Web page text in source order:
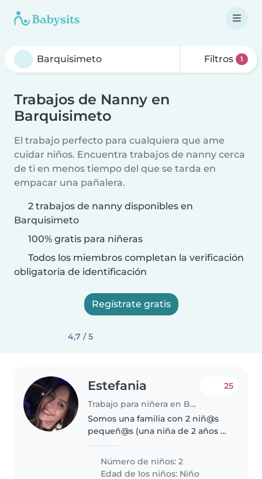
Filtros 1
Trabajos de Nanny en
Barquisimeto
El trabajo perfecto para cualquiera que ame
cuidar niños. Encuentra trabajos de nanny cerca
de ti en menos tiempo del que se tarda en
empacar una pañalera.
2 trabajos de nanny disponibles en
Barquisimeto
100% gratis para niñeras
Todos los miembros completan la verificación
obligatoria de identificación
Regístrate gratis
4,7 / 5
Estefania
Trabajo para niñera en Barquisimeto
25
Somos una familia con 2 niñ@s
pequeñ@s (una niña de 2 años y
buscamos una niñera de
confianza que pueda cuidar de
Número de niños: 2
Edad de los niños: Niño